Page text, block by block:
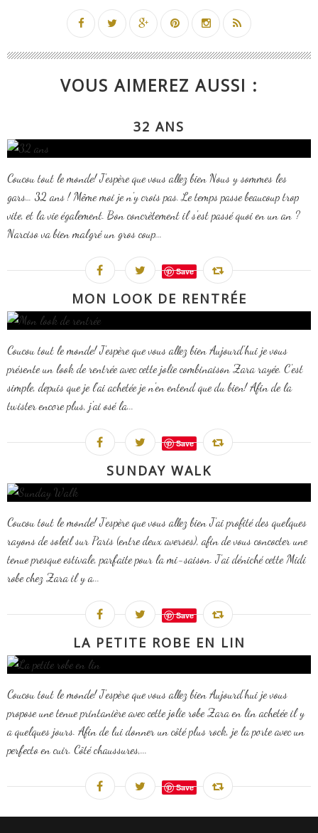
VOUS AIMEREZ AUSSI :
32 ANS
Coucou tout le monde! J'espère que vous allez bien Nous y sommes les
gars… 32 ans ! Même moi je n'y crois pas. Le temps passe beaucoup trop
vite, et la vie également. Bon concrètement il s'est passé quoi en un an ?
Narciso va bien malgré un gros coup...
Save
MON LOOK DE RENTRÉE
Coucou tout le monde! J'espère que vous allez bien Aujourd'hui je vous
présente un look de rentrée avec cette jolie combinaison Zara rayée. C'est
simple, depuis que je l'ai achetée je n'en entend que du bien! Afin de la
twister encore plus, j'ai osé la...
Save
SUNDAY WALK
Coucou tout le monde! J'espère que vous allez bien J'ai profité des quelques
rayons de soleil sur Paris (entre deux averses), afin de vous concocter une
tenue presque estivale, parfaite pour la mi-saison. J'ai déniché cette Midi
robe chez Zara il y a...
Save
LA PETITE ROBE EN LIN
Coucou tout le monde! J'espère que vous allez bien Aujourd'hui je vous
propose une tenue printanière avec cette jolie robe Zara en lin achetée il y
a quelques jours. Afin de lui donner un côté plus rock, je la porte avec un
perfecto en cuir. Côté chaussures,...
Save